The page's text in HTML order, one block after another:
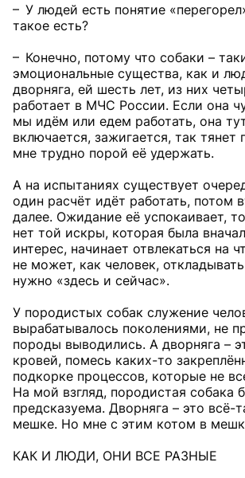
– У людей есть понятие
такое есть?
– Конечно, потому что собаки –
эмоциональные существа, как и
дворняга, ей шесть лет, из них
работает в МЧС России. Если она
мы идём или едем работать, она
включается, зажигается, так тянет
мне трудно порой её удержать.
А на испытаниях существует
один расчёт идёт работать, потом
далее. Ожидание её успокаивает,
нет той искры, которая была
интерес, начинает отвлекаться на
не может, как человек,
нужно «здесь и сейчас».
У породистых собак служение
вырабатывалось поколениями, не
породы выводились. А дворняга –
кровей, помесь каких-то
подкорке процессов, которые не
На мой взгляд, породистая собака
предсказуема. Дворняга – это всё-
мешке. Но мне с этим котом в
КАК И ЛЮДИ, ОНИ ВСЕ РАЗНЫЕ